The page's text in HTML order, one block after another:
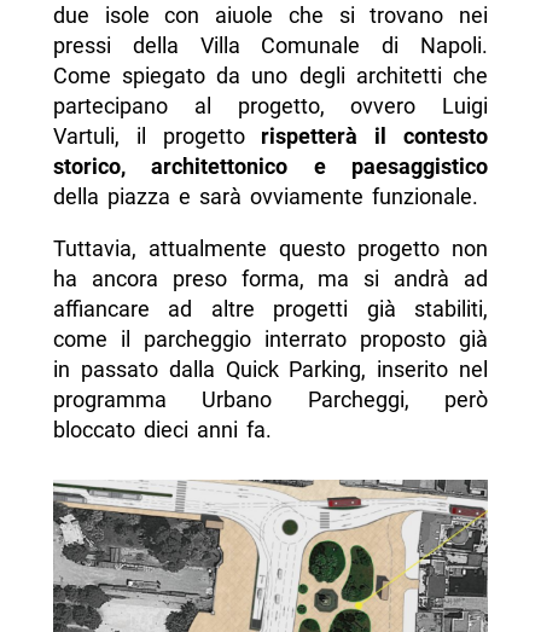
due isole con aiuole che si trovano nei
pressi della Villa Comunale di Napoli.
Come spiegato da uno degli architetti che
partecipano al progetto, ovvero Luigi
Vartuli, il progetto rispetterà il contesto
storico, architettonico e paesaggistico
della piazza e sarà ovviamente funzionale.
Tuttavia, attualmente questo progetto non
ha ancora preso forma, ma si andrà ad
affiancare ad altre progetti già stabiliti,
come il parcheggio interrato proposto già
in passato dalla Quick Parking, inserito nel
programma Urbano Parcheggi, però
bloccato dieci anni fa.